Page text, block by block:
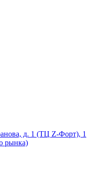
д. 1 (ТЦ Z-Форт), 1
рынка)